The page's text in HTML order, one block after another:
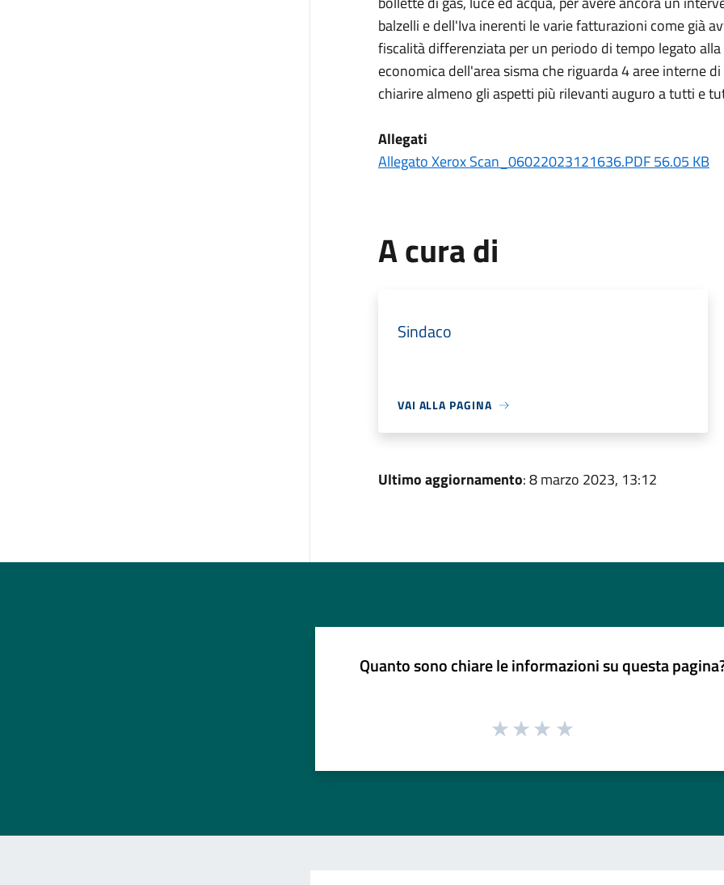
balzelli e dell'Iva inerenti le varie fatturazioni come già
fiscalità differenziata per un periodo di tempo legato
economica dell'area sisma che riguarda 4 aree interne
chiarire almeno gli aspetti più rilevanti auguro a tutti e
Allegati
Allegato Xerox Scan_06022023121636.PDF 56.05 KB
A cura di
Sindaco
VAI ALLA PAGINA
Ultimo aggiornamento: 8 marzo 2023, 13:12
Quanto sono chiare le informazioni su questa